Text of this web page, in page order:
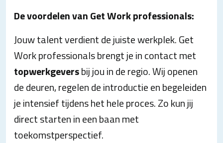
De voordelen van Get Work professionals:
Jouw talent verdient de juiste werkplek. Get
Work professionals brengt je in contact met
topwerkgeversbij jou in de regio. Wij openen
de deuren, regelen de introductie en begeleiden
je intensief tijdens het hele proces. Zo kun jij
direct starten in een baan met
toekomstperspectief.